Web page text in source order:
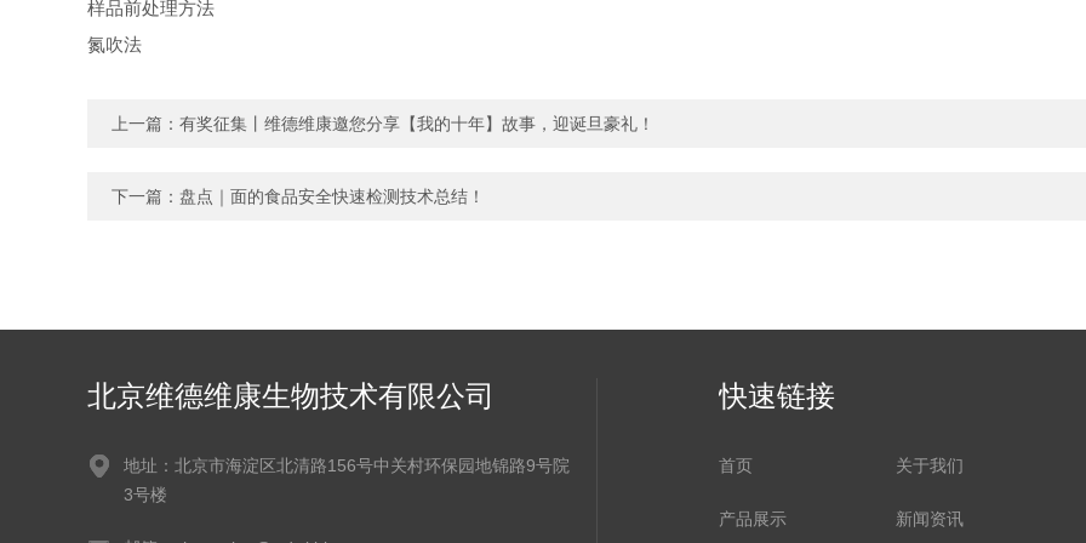
样品前处理方法
氮吹法
上一篇： 有奖征集丨维德维康邀您分享【我的十年】故事，迎诞旦豪礼！
下一篇： 盘点｜面的食品安全快速检测技术总结！
北京维德维康生物技术有限公司
地址：北京市海淀区北清路156号中关村环保园地锦路9号院
3号楼
快速链接
首页 关于我们
产品展示 新闻资讯